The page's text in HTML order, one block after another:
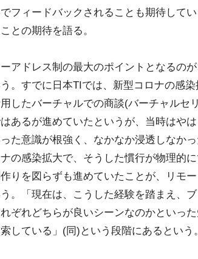
フィードバックされることも期待して
との期待を語る。
アドレス制の最大のポイントとなるの
。すでに日本TIでは、新型コロナの感
したバーチャルでの商談(バーチャルセ
あるが進めていたというが、当時はや
た意識が根強く、なかなか浸透しなか
の感染拡大で、そうした慣行が物理的
りを図らずも進めていたことが、リモ
。「現在は、こうした経験を踏まえ、
ぞれどちらが良いシーンなのかといっ
している」(同)という段階にあるという。